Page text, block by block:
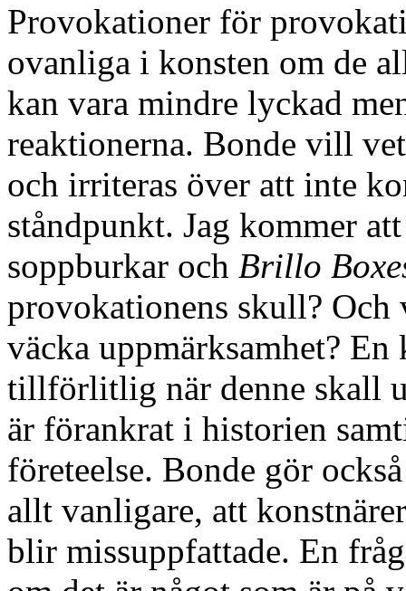
Provokationer för
ovanliga i konsten om de
kan vara mindre lyckad
reaktionerna. Bonde vill
och irriteras över att inte
ståndpunkt. Jag kommer
soppburkar och Brillo
provokationens skull?
väcka uppmärksamhet?
tillförlitlig när denne skall
är förankrat i historien
företeelse. Bonde gör
allt vanligare, att
blir missuppfattade. En